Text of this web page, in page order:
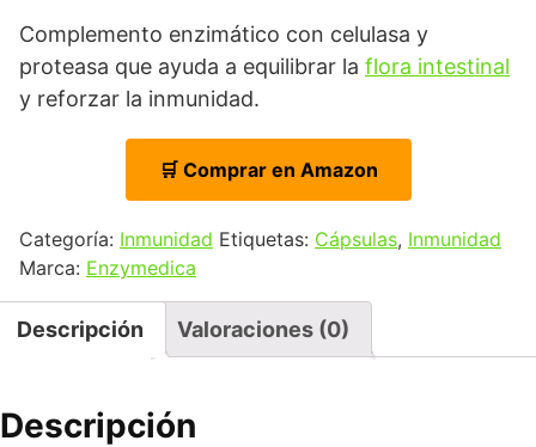
Complemento enzimático con celulasa y
proteasa que ayuda a equilibrar la flora intestinal
y reforzar la inmunidad.
🛒 Comprar en Amazon
Categoría: Inmunidad Etiquetas: Cápsulas, Inmunidad
Marca: Enzymedica
Descripción Valoraciones (0)
Descripción